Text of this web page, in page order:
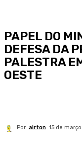
PAPEL DO
DEFESA DA
PALESTRA
OESTE
Por airton 15 de